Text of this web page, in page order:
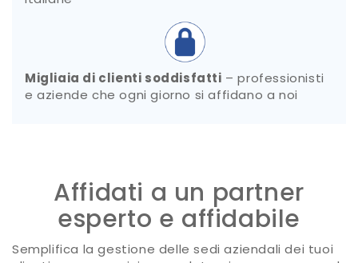
Migliaia di clienti soddisfatti – professionisti
e aziende che ogni giorno si affidano a noi
Affidati a un partner
esperto e affidabile
Semplifica la gestione delle sedi aziendali dei tuoi